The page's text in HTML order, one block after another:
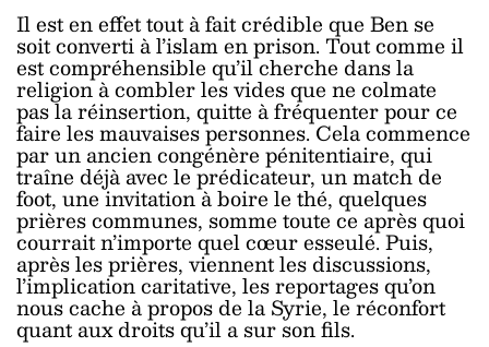
Il est en effet tout à fait crédible que Ben se
soit converti à l’islam en prison. Tout comme il
est compréhensible qu’il cherche dans la
religion à combler les vides que ne colmate
pas la réinsertion, quitte à fréquenter pour ce
faire les mauvaises personnes. Cela commence
par un ancien congénère pénitentiaire, qui
traîne déjà avec le prédicateur, un match de
foot, une invitation à boire le thé, quelques
prières communes, somme toute ce après quoi
courrait n’importe quel cœur esseulé. Puis,
après les prières, viennent les discussions,
l’implication caritative, les reportages qu’on
nous cache à propos de la Syrie, le réconfort
quant aux droits qu’il a sur son fils.